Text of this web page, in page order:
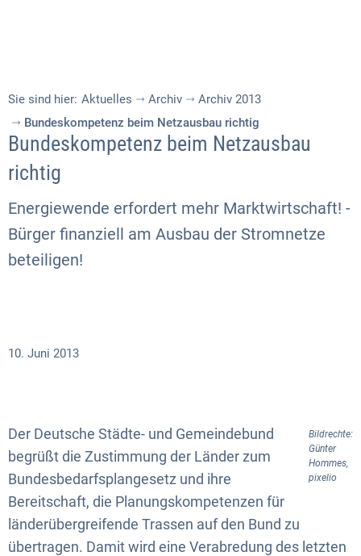
Sie sind hier: Aktuelles Archiv
Archiv 2013
Bundeskompetenz beim Netzausbau richtig
Bundeskompetenz beim Netzausbau
richtig
Energiewende erfordert mehr Marktwirtschaft! -
Bürger finanziell am Ausbau der Stromnetze
beteiligen!
10. Juni 2013
Bildrechte:
Günter
Hommes,
pixelio
Der Deutsche Städte- und Gemeindebund
begrüßt die Zustimmung der Länder zum
Bundesbedarfsplangesetz und ihre
Bereitschaft, die Planungskompetenzen für
länderübergreifende Trassen auf den Bund zu
übertragen. Damit wird eine Verabredung des letzten